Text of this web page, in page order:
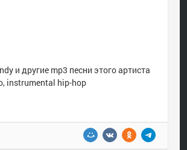
и другие mp3 песни этого артиста
instrumental hip-hop